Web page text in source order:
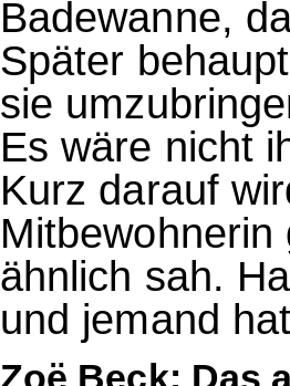
Badewanne,
Später
sie
Es wäre nicht
Kurz darauf
ähnlich sah.
und jemand
Zoë Beck: Das